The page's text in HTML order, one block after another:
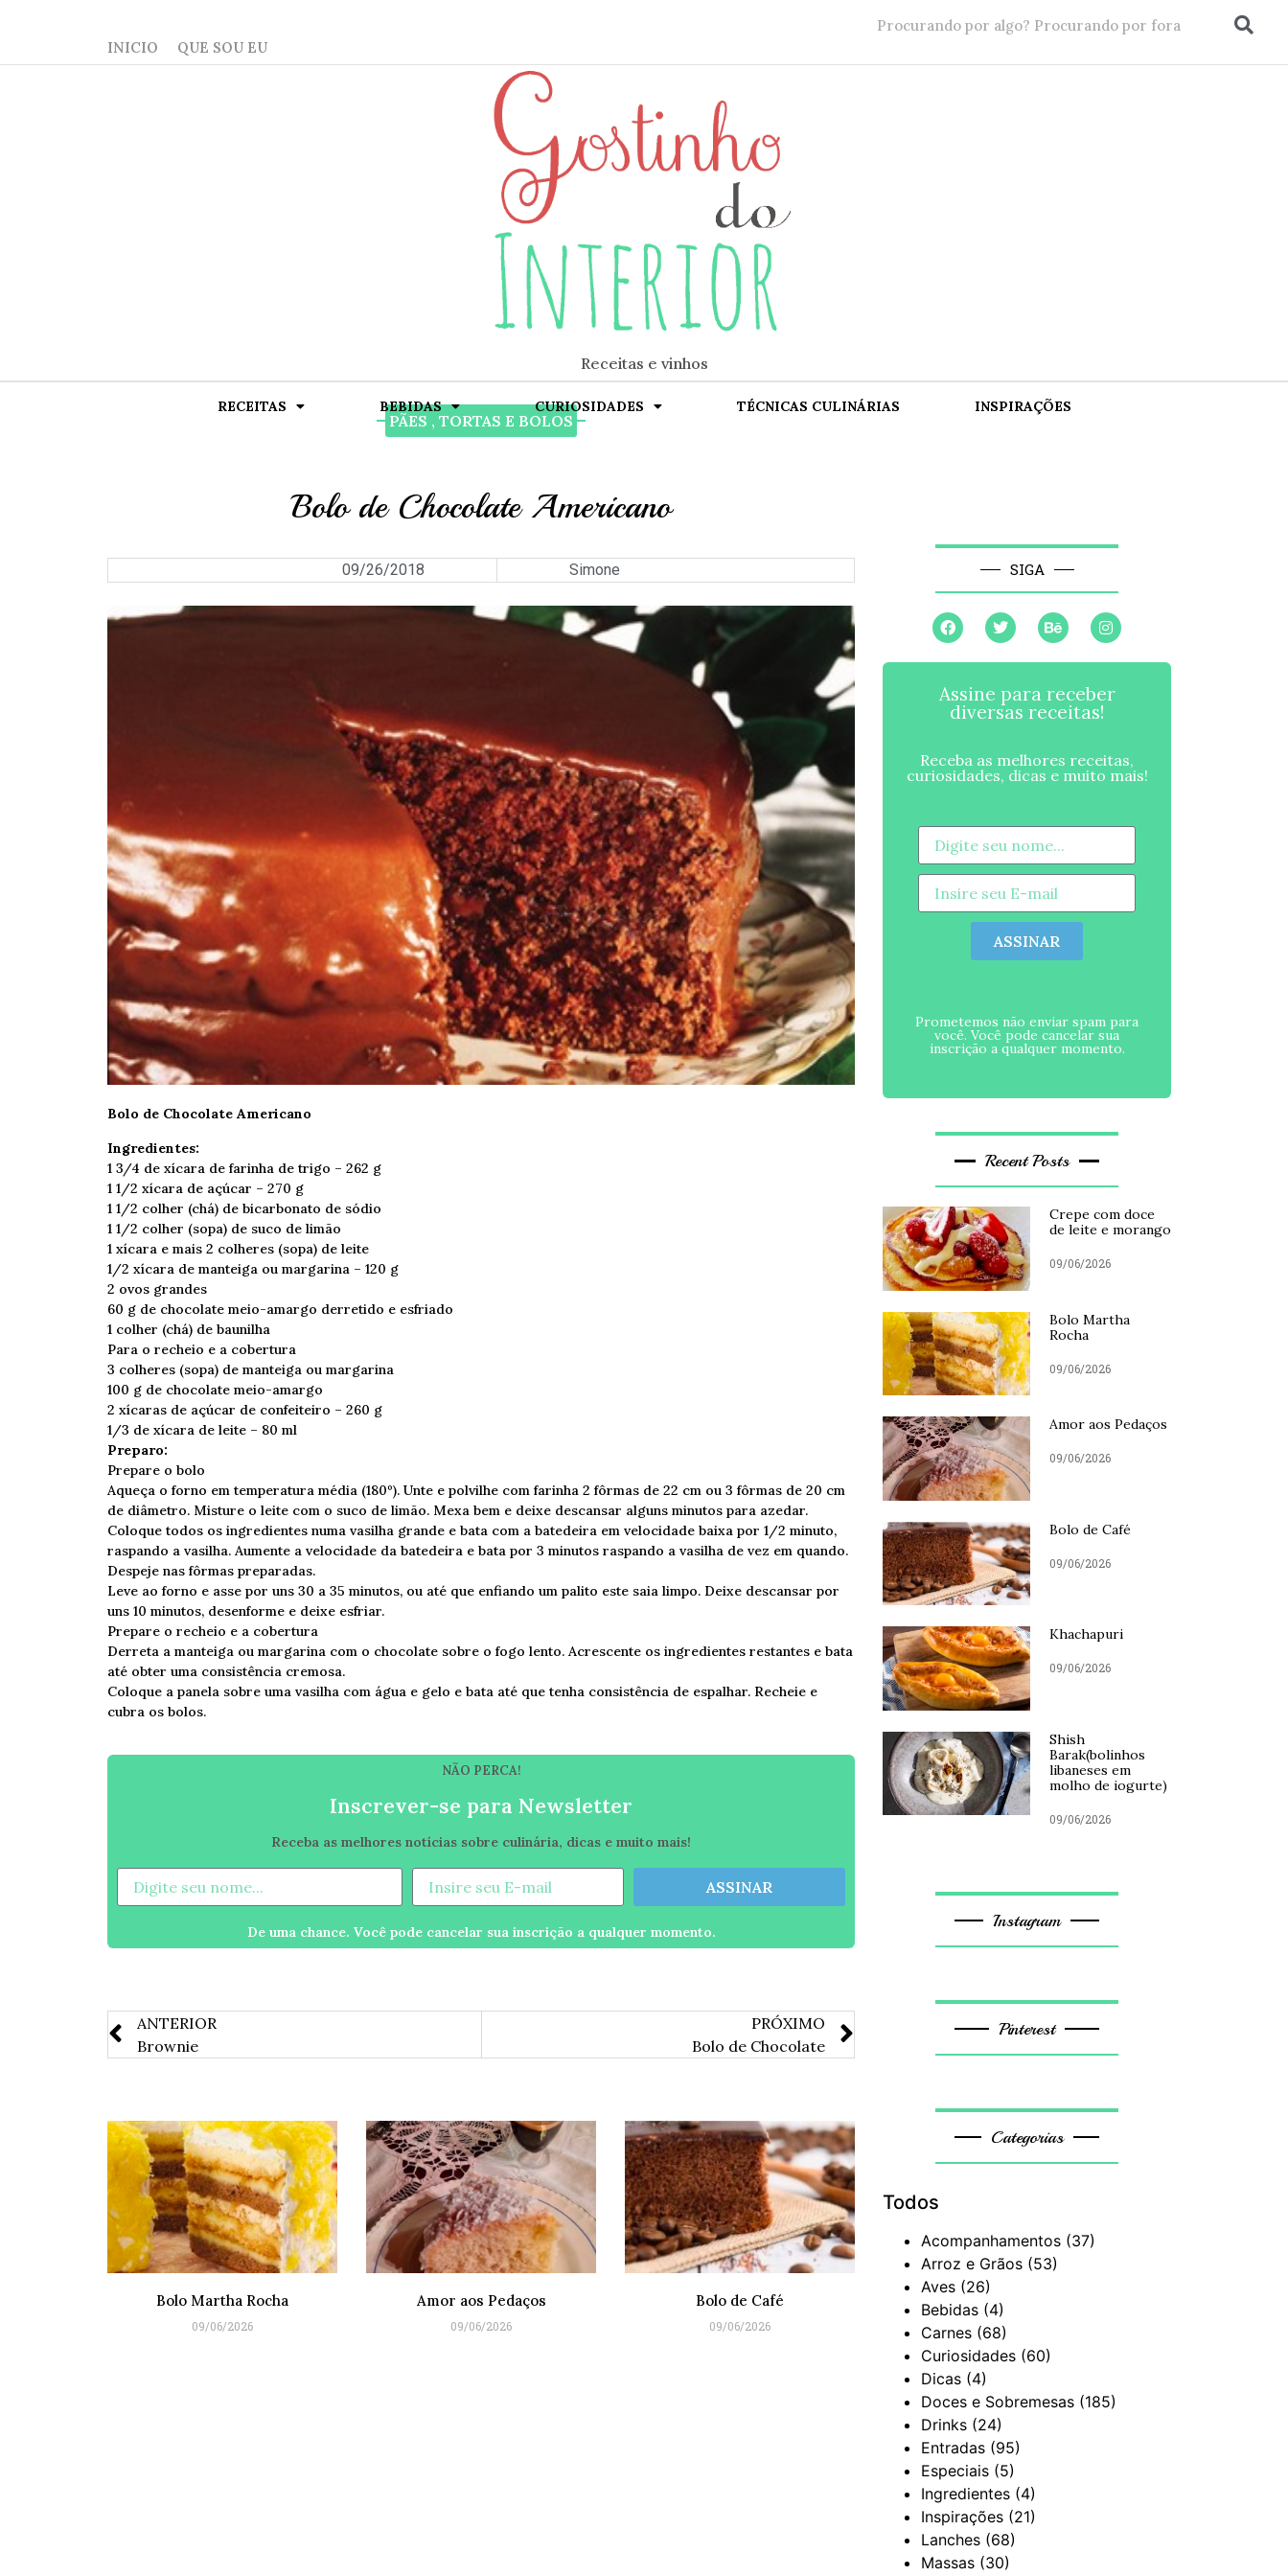
INICIO QUE SOU EU
Receitas e vinhos
RECEITAS BEBIDAS CURIOSIDADES TÉCNICAS CULINÁRIAS INSPIRAÇÕES
PÃES , TORTAS E BOLOS
ok
Bolo de Chocolate Americano
09/26/2018 Simone
Bolo de Chocolate Americano
Ingredientes:
1 3/4 de xícara de farinha de trigo – 262 g
1 1/2 xícara de açúcar – 270 g
1 1/2 colher (chá) de bicarbonato de sódio
1 1/2 colher (sopa) de suco de limão
1 xícara e mais 2 colheres (sopa) de leite
1/2 xícara de manteiga ou margarina – 120 g
2 ovos grandes
60 g de chocolate meio-amargo derretido e esfriado
1 colher (chá) de baunilha
Para o recheio e a cobertura
3 colheres (sopa) de manteiga ou margarina
100 g de chocolate meio-amargo
2 xícaras de açúcar de confeiteiro – 260 g
1/3 de xícara de leite – 80 ml
Preparo:
Prepare o bolo
Aqueça o forno em temperatura média (180º). Unte e polvilhe com farinha 2 fôrmas de 22 cm ou 3 fôrmas de 20 cm
de diâmetro. Misture o leite com o suco de limão. Mexa bem e deixe descansar alguns minutos para azedar.
Coloque todos os ingredientes numa vasilha grande e bata com a batedeira em velocidade baixa por 1/2 minuto,
raspando a vasilha. Aumente a velocidade da batedeira e bata por 3 minutos raspando a vasilha de vez em quando.
Despeje nas fôrmas preparadas.
Leve ao forno e asse por uns 30 a 35 minutos, ou até que enfiando um palito este saia limpo. Deixe descansar por
uns 10 minutos, desenforme e deixe esfriar.
Prepare o recheio e a cobertura
Derreta a manteiga ou margarina com o chocolate sobre o fogo lento. Acrescente os ingredientes restantes e bata
até obter uma consistência cremosa.
Coloque a panela sobre uma vasilha com água e gelo e bata até que tenha consistência de espalhar. Recheie e
cubra os bolos.
NÃO PERCA!
Inscrever-se para Newsletter
Receba as melhores notícias sobre culinária, dicas e muito mais!
ASSINAR
De uma chance. Você pode cancelar sua inscrição a qualquer momento.
ANTERIOR
Brownie
PRÓXIMO
Bolo de Chocolate
Bolo Martha Rocha
09/06/2026
Amor aos Pedaços
09/06/2026
Bolo de Café
09/06/2026
SIGA
Assine para receber
diversas receitas!
Receba as melhores receitas,
curiosidades, dicas e muito mais!
ASSINAR
Prometemos não enviar spam para
você. Você pode cancelar sua
inscrição a qualquer momento.
Recent Posts
Crepe com doce
de leite e morango
09/06/2026
Bolo Martha
Rocha
09/06/2026
Amor aos Pedaços
09/06/2026
Bolo de Café
09/06/2026
Khachapuri
09/06/2026
Shish
Barak(bolinhos
libaneses em
molho de iogurte)
09/06/2026
Instagram
Pinterest
Categorias
Todos
Acompanhamentos (37)
Arroz e Grãos (53)
Aves (26)
Bebidas (4)
Carnes (68)
Curiosidades (60)
Dicas (4)
Doces e Sobremesas (185)
Drinks (24)
Entradas (95)
Especiais (5)
Ingredientes (4)
Inspirações (21)
Lanches (68)
Massas (30)